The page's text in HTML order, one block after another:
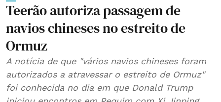
Teerão autoriza passagem de
navios chineses no estreito de
Ormuz
A notícia de que "vários navios chineses foram
autorizados a atravessar o estreito de Ormuz"
foi conhecida no dia em que Donald Trump